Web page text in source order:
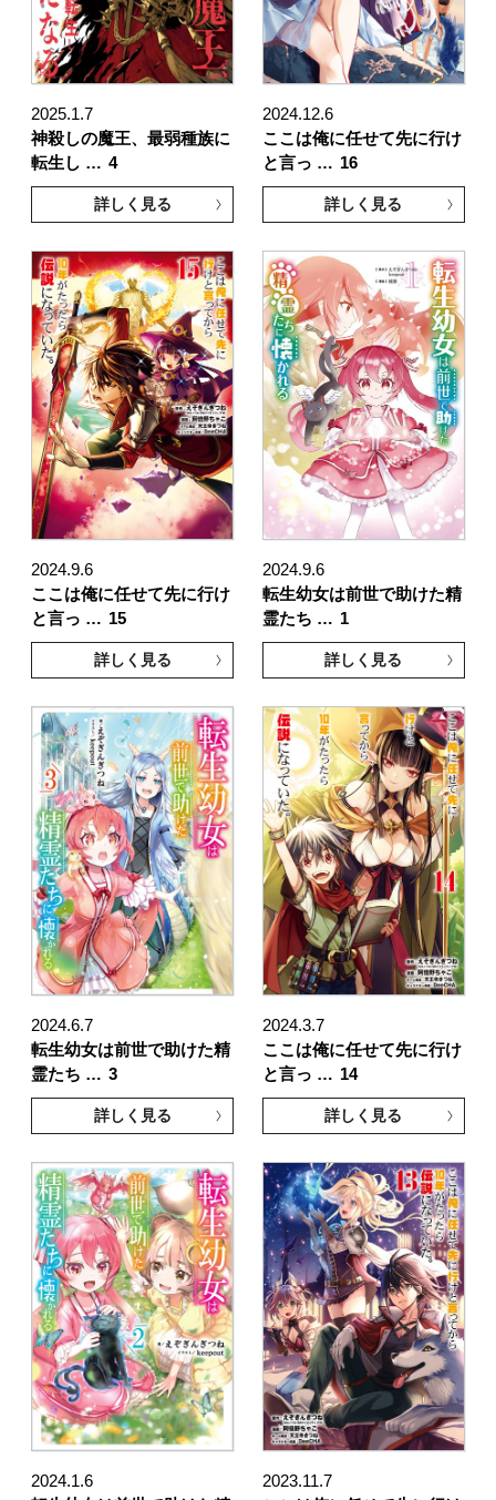
2025.1.7
神殺しの魔王、最弱種族に
転生し … 4
詳しく見る
2024.12.6
ここは俺に任せて先に行け
と言っ … 16
詳しく見る
2024.9.6
ここは俺に任せて先に行け
と言っ … 15
詳しく見る
2024.9.6
転生幼女は前世で助けた精
霊たち … 1
詳しく見る
2024.6.7
転生幼女は前世で助けた精
霊たち … 3
詳しく見る
2024.3.7
ここは俺に任せて先に行け
と言っ … 14
詳しく見る
2024.1.6
2023.11.7